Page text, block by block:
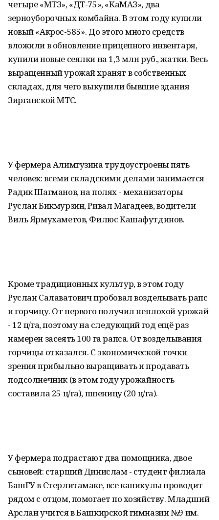
четыре «МТЗ», «ДТ-75», «КаМАЗ», два
зерноуборочных комбайна. В этом году купили
новый «Акрос-585». До этого много средств
вложили в обновление прицепного инвентаря,
купили новые сеялки на 1,3 млн руб., жатки. Весь
выращенный урожай хранят в собственных
складах, для чего выкупили бывшие здания
Зирганской МТС.
У фермера Алимгузина трудоустроены пять
человек: всеми складскими делами занимается
Радик Шагманов, на полях - механизаторы
Руслан Бикмурзин, Ривал Магадеев, водители
Виль Ярмухаметов, Филюс Кашафутдинов.
Кроме традиционных культур, в этом году
Руслан Салаватович пробовал возделывать рапс
и горчицу. От первого получил неплохой урожай
- 12 ц/га, поэтому на следующий год ещё раз
намерен засеять 100 га рапса. От возделывания
горчицы отказался. С экономической точки
зрения прибыльно выращивать и продавать
подсолнечник (в этом году урожайность
составила 25 ц/га), пшеницу (20 ц/га).
У фермера подрастают два помощника, двое
сыновей: старший Динислам - студент филиала
БашГУ в Стерлитамаке, все каникулы проводит
рядом с отцом, помогает по хозяйству. Младший
Арслан учится в Башкирской гимназии №9 им.